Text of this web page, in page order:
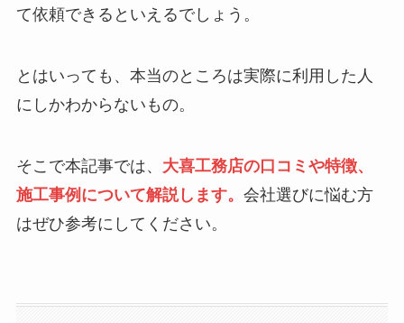
て依頼できるといえるでしょう。
とはいっても、本当のところは実際に利用した人
にしかわからないもの。
そこで本記事では、 大喜工務店の口コミや特徴、
施工事例について解説します。 会社選びに悩む方
はぜひ参考にしてください。